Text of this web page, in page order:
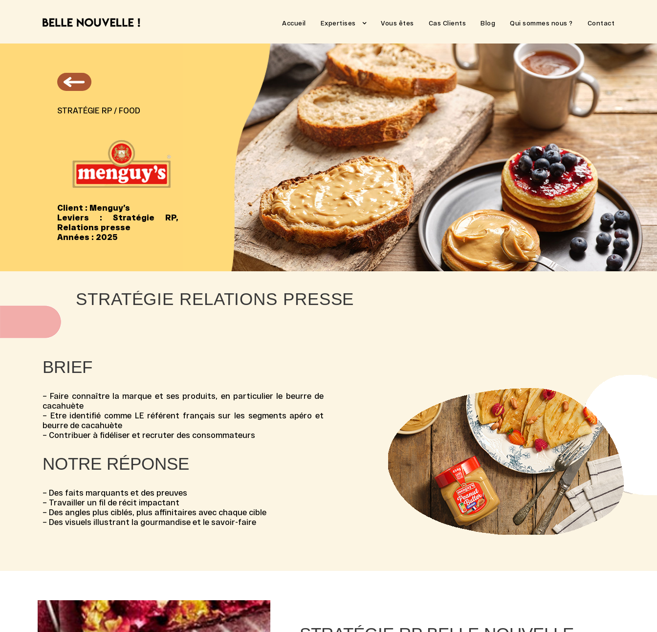
Accueil Expertises Vous êtes Cas Clients Blog Qui sommes nous ? Contact
STRATÉGIE RP / FOOD
Client : Menguy’s
Leviers :
Stratégie RP,
Relations presse
Années : 2025
STRATÉGIE RELATIONS PRESSE
BRIEF
– Faire connaître la marque et ses produits, en particulier le beurre de
cacahuète
– Etre identifié comme LE référent français sur les segments apéro et
beurre de cacahuète
– Contribuer à fidéliser et recruter des consommateurs
NOTRE RÉPONSE
– Des faits marquants et des preuves
– Travailler un fil de récit impactant
– Des angles plus ciblés, plus affinitaires avec chaque cible
– Des visuels illustrant la gourmandise et le savoir-faire